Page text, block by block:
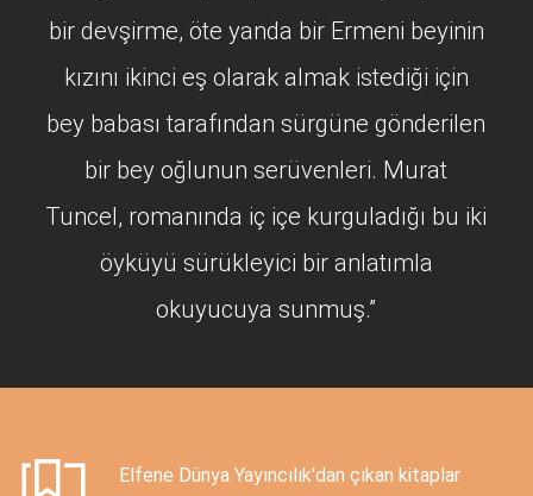
bir devşirme, öte yanda bir Ermeni beyinin
kızını ikinci eş olarak almak istediği için
bey babası tarafından sürgüne gönderilen
bir bey oğlunun serüvenleri. Murat
Tuncel, romanında iç içe kurguladığı bu iki
öyküyü sürükleyici bir anlatımla
okuyucuya sunmuş.”
Elfene Dünya Yayıncılık'dan çıkan kitaplar